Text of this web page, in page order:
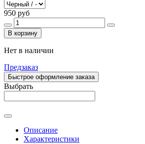
950 руб
В корзину
Нет в наличии
Предзаказ
Быстрое оформление заказа
Выбрать
Описание
Характеристики